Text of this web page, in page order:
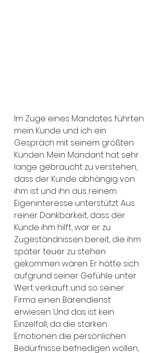
Im Zuge eines Mandates führten
mein Kunde und ich ein
Gespräch mit seinem größten
Kunden. Mein Mandant hat sehr
lange gebraucht zu verstehen,
dass der Kunde abhängig von
ihm ist und ihn aus reinem
Eigeninteresse unterstützt. Aus
reiner Dankbarkeit, dass der
Kunde ihm hilft, war er zu
Zugeständnissen bereit, die ihm
später teuer zu stehen
gekommen wären. Er hätte sich
aufgrund seiner Gefühle unter
Wert verkauft und so seiner
Firma einen Bärendienst
erwiesen. Und das ist kein
Einzelfall, da die starken
Emotionen die persönlichen
Bedürfnisse befriedigen wollen,